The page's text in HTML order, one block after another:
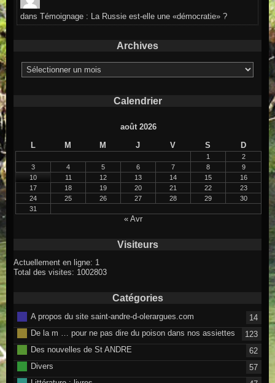
dansTémoignage : La Russie est-elle une «démocratie» ?
Archives
Archives
Calendrier
août 2026
L
M M J V S D
1
2
3
4 5 6 7 8
9
10
11 12 13 14 15
16
17
18 19 20 21 22
23
24
25 26 27 28 29
30
31
« Avr
Visiteurs
Actuellement en ligne: 1
Total des visites: 1002803
Catégories
A propos du site saint-andre-d-olerargues.com
14
De la m … pour ne pas dire du poison dans nos assiettes
123
Des nouvelles de St ANDRE
62
Divers
57